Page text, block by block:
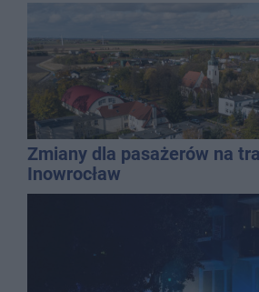
Zmiany dla pasażerów na
Inowrocław